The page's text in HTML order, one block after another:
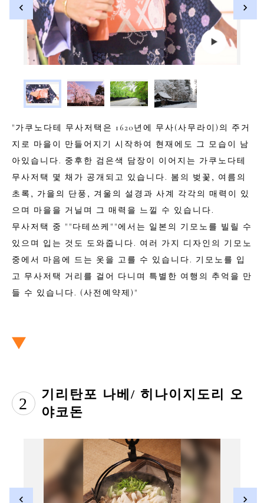
"가쿠노다테 무사저택은 1620년에 무사(사무라이)의 주거
지로 마을이 만들어지기 시작하여 현재에도 그 모습이 남
아있습니다. 중후한 검은색 담장이 이어지는 가쿠노다테
무사저택 몇 채가 공개되고 있습니다. 봄의 벚꽃, 여름의
초록, 가을의 단풍, 겨울의 설경과 사계 각각의 매력이 있
으며 마을을 거닐며 그 매력을 느낄 수 있습니다.
무사저택 중 ""다테쓰케""에서는 일본의 기모노를 빌릴 수
있으며 입는 것도 도와줍니다. 여러 가지 디자인의 기모노
중에서 마음에 드는 옷을 고를 수 있습니다. 기모노를 입
고 무사저택 거리를 걸어 다니며 특별한 여행의 추억을 만
들 수 있습니다. (사전예약제)"
2
기리탄포 나베/ 히나이지도리 오
야코돈